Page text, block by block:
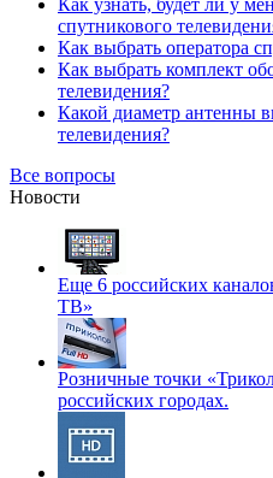
Как узнать, будет ли у
спутникового
Как выбрать оператора
Как выбрать комплект
телевидения?
Какой диаметр антенны
телевидения?
Все вопросы
Новости
Еще 6 российских
ТВ»
Розничные точки
российских городах.